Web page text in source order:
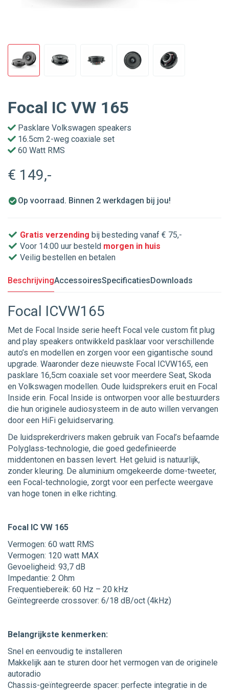
Focal IC VW 165
Pasklare Volkswagen speakers
16.5cm 2-weg coaxiale set
60 Watt RMS
€ 149,-
Op voorraad. Binnen 2 werkdagen bij jou!
Gratis verzending bij besteding vanaf € 75,-
Voor 14:00 uur besteld morgen in huis
Veilig bestellen en betalen
BeschrijvingAccessoiresSpecificatiesDownloads
Focal ICVW165
Met de Focal Inside serie heeft Focal vele custom fit plug
and play speakers ontwikkeld pasklaar voor verschillende
auto’s en modellen en zorgen voor een gigantische sound
upgrade. Waaronder deze nieuwste Focal ICVW165, een
pasklare 16,5cm coaxiale set voor meerdere Seat, Skoda
en Volkswagen modellen. Oude luidsprekers eruit en Focal
Inside erin. Focal Inside is ontworpen voor alle bestuurders
die hun originele audiosysteem in de auto willen vervangen
door een HiFi geluidservaring.
De luidsprekerdrivers maken gebruik van Focal’s befaamde
Polyglass-technologie, die goed gedefinieerde
middentonen en bassen levert. Het geluid is natuurlijk,
zonder kleuring. De aluminium omgekeerde dome-tweeter,
een Focal-technologie, zorgt voor een perfecte weergave
van hoge tonen in elke richting.
Focal IC VW 165
Vermogen: 60 watt RMS
Vermogen: 120 watt MAX
Gevoeligheid: 93,7 dB
Impedantie: 2 Ohm
Frequentiebereik: 60 Hz – 20 kHz
Geïntegreerde crossover: 6/18 dB/oct (4kHz)
Belangrijkste kenmerken:
Snel en eenvoudig te installeren
Makkelijk aan te sturen door het vermogen van de originele
autoradio
Chassis-geïntegreerde spacer: perfecte integratie in de